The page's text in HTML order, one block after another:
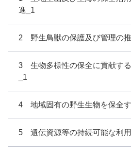
進_1
2 野生鳥獣の保護及び管理の
3 生物多様性の保全に貢献す
_1
4 地域固有の野生生物を保全
5 遺伝資源等の持続可能な利